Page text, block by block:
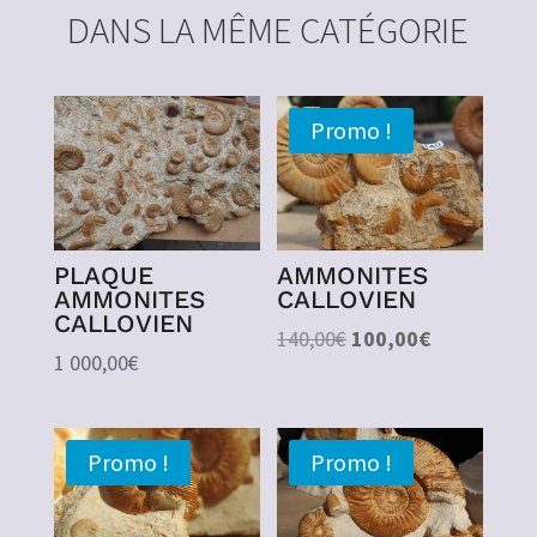
DANS LA MÊME CATÉGORIE
PLAQUE
AMMONITES
CALLOVIEN
1 000,00€
Promo !
AMMONITES
CALLOVIEN
140,00€ Le
était :
140,00€.
100,00€Le
est :
100,00€.
Promo ! Promo !